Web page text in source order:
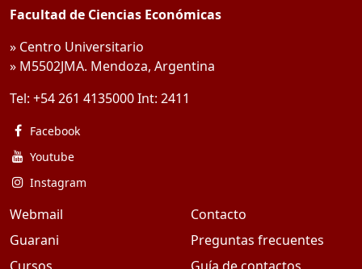
Facultad de Ciencias Económicas
» Centro Universitario
» M5502JMA. Mendoza, Argentina
Tel: +54 261 4135000Int: 2411
Facebook
Youtube
Instagram
Webmail
Guarani
Contacto
Preguntas frecuentes